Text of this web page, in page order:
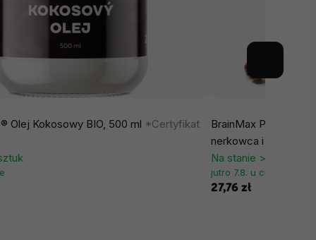
Olej Kokosowy BIO, 500 ml *Certyfikat
BrainMax Pure®
nerkowca i daktyle,
Na stanie > 5 sztuk
jutro 7.8. u ciebie
27,76 zł